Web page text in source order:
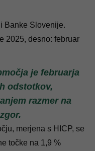
Banke Slovenije.
2025, desno: februar
je februarja
odstotkov,
razmer na
merjena s HICP, se
točke na 1,9 %